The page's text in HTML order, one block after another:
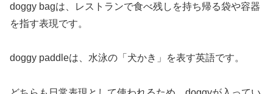
doggy bagは、レストランで食べ残しを持ち帰る袋や容器
を指す表現です。
doggy paddleは、水泳の「犬かき」を表す英語です。